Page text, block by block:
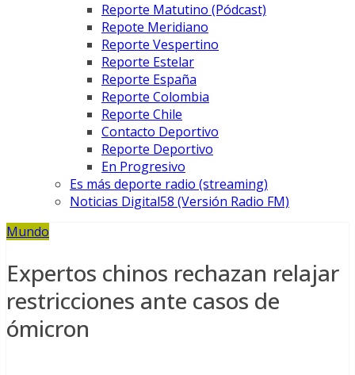
Reporte Matutino (Pódcast)
Repote Meridiano
Reporte Vespertino
Reporte Estelar
Reporte España
Reporte Colombia
Reporte Chile
Contacto Deportivo
Reporte Deportivo
En Progresivo
Es más deporte radio (streaming)
Noticias Digital58 (Versión Radio FM)
Mundo
Expertos chinos rechazan relajar
restricciones ante casos de
ómicron